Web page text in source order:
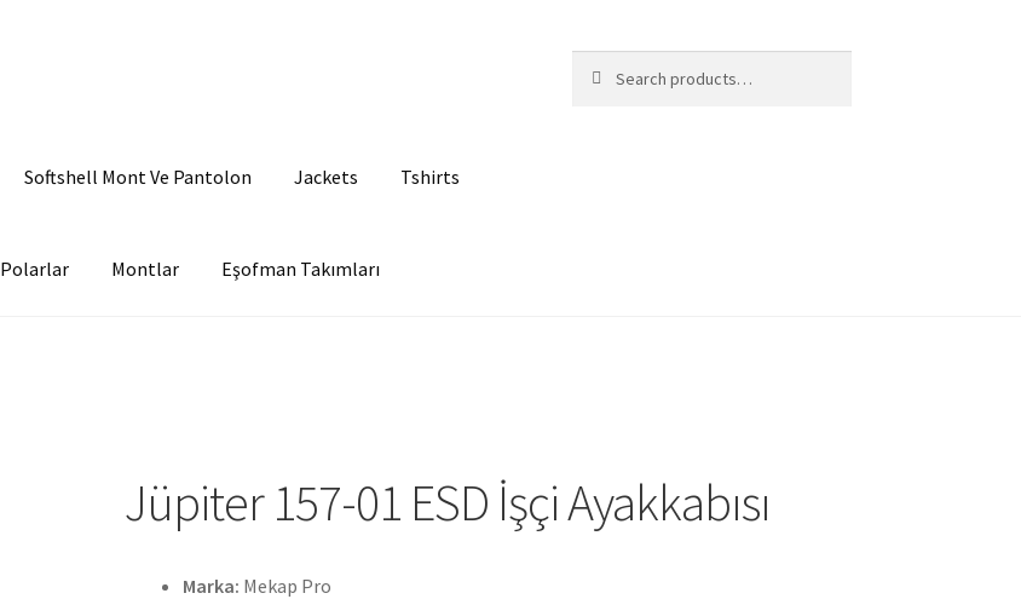
for:
Softshell Mont Ve Pantolon Jackets Tshirts
Polarlar Montlar Eşofman Takımları
Jüpiter 157-01 ESD İşçi Ayakkabısı
Marka: Mekap Pro